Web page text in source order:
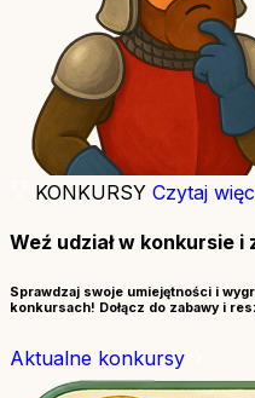
KONKURSY Czytaj
Weź udział w konkursie
Sprawdzaj swoje umiejętności i
konkursach! Dołącz do zabawy i
Aktualne konkursy